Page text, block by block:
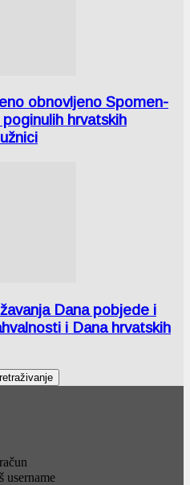
obnovljeno Spomen-
hrvatskih
Dana pobjede i
i Dana hrvatskih
username